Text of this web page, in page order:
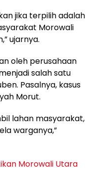
jika terpilih adalah
Morowali
ujarnya.
oleh perusahaan
salah satu
Pasalnya, kasus
Morut.
lahan masyarakat,
warganya,”
Morowali Utara